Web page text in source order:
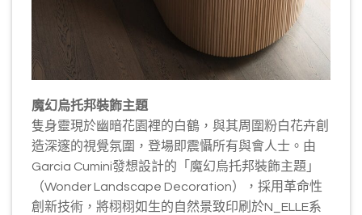
魔幻烏托邦裝飾主題
隻身靈現於幽暗花園裡的白鶴，與其周圍粉白花卉創
造深邃的視覺氛圍，登場即震懾所有與會人士。由
Garcia Cumini發想設計的「魔幻烏托邦裝飾主題」
（Wonder Landscape Decoration），採用革命性
創新技術，將栩栩如生的自然景致印刷於N_ELLE系